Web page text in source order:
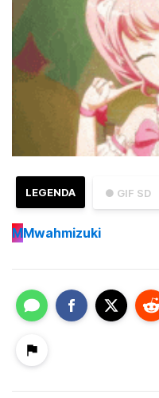
● GIF SD
LEGENDA
MMwahmizuki